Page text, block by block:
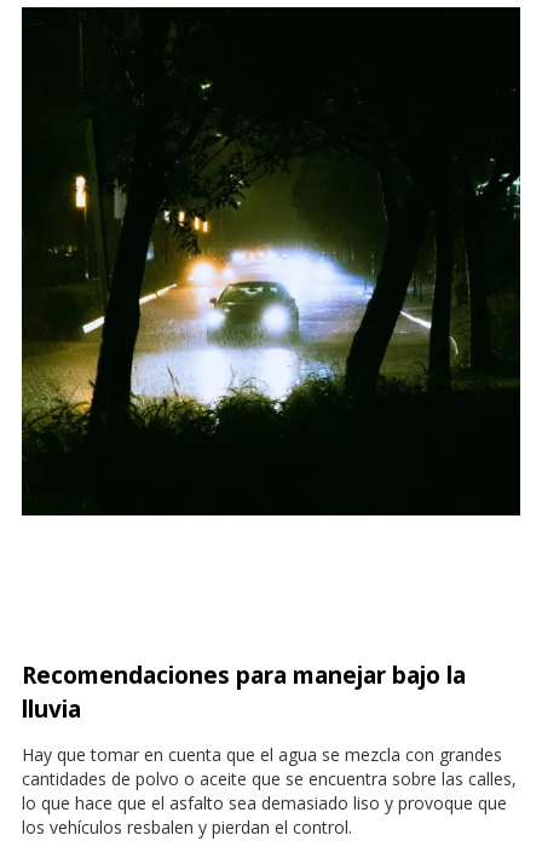
Recomendaciones para manejar bajo la
lluvia
Hay que tomar en cuenta que el agua se mezcla con grandes
cantidades de polvo o aceite que se encuentra sobre las calles,
lo que hace que el asfalto sea demasiado liso y provoque que
los vehículos resbalen y pierdan el control.